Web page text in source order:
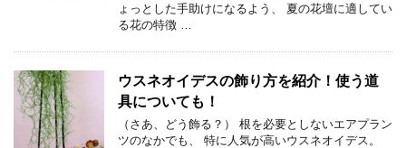
ょっとした手助けになるよう、 夏の花壇に適してい
る花の特徴 …
ウスネオイデスの飾り方を紹介！使う道
具についても！
（さあ、どう飾る？） 根を必要としないエアプラン
ツのなかでも、 特に人気が高いウスネオイデス。